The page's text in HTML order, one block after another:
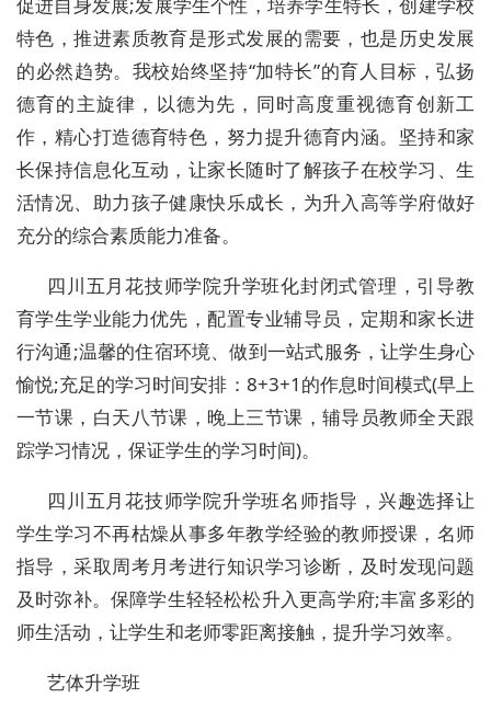
促进自身发展;发展学生个性，培养学生特长，创建学校
特色，推进素质教育是形式发展的需要，也是历史发展
的必然趋势。我校始终坚持“加特长”的育人目标，弘扬
德育的主旋律，以德为先，同时高度重视德育创新工
作，精心打造德育特色，努力提升德育内涵。坚持和家
长保持信息化互动，让家长随时了解孩子在校学习、生
活情况、助力孩子健康快乐成长，为升入高等学府做好
充分的综合素质能力准备。
四川五月花技师学院升学班化封闭式管理，引导教
育学生学业能力优先，配置专业辅导员，定期和家长进
行沟通;温馨的住宿环境、做到一站式服务，让学生身心
愉悦;充足的学习时间安排：8+3+1的作息时间模式(早上
一节课，白天八节课，晚上三节课，辅导员教师全天跟
踪学习情况，保证学生的学习时间)。
四川五月花技师学院升学班名师指导，兴趣选择让
学生学习不再枯燥从事多年教学经验的教师授课，名师
指导，采取周考月考进行知识学习诊断，及时发现问题
及时弥补。保障学生轻轻松松升入更高学府;丰富多彩的
师生活动，让学生和老师零距离接触，提升学习效率。
艺体升学班